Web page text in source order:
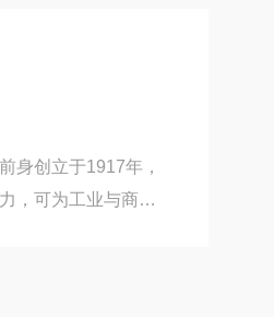
式。移动式电子秤
台秤装上轮子，而
身创立于1917年，
，可为工业与商业